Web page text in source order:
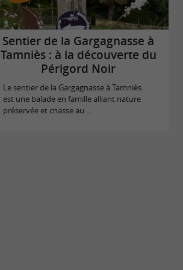
Sentier de la Gargagnasse à
Tamniès : à la découverte du
Périgord Noir
Le sentier de la Gargagnasse à Tamniès
est une balade en famille alliant nature
préservée et chasse au ...